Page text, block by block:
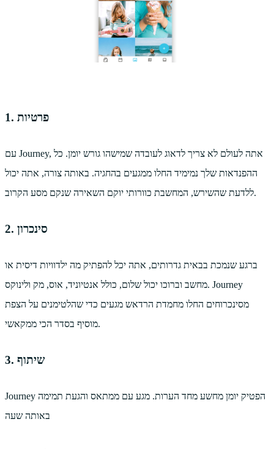
1. פרטיות
עם Journey, אתה לעולם לא צריך לדאוג לעובדה שמישהו גורש יומן. כל
ההפנדאות שלך נמימיד החלו ממגעים בהחגיה. באותה צורה, אתה יכול
ללדעת שהשירש, המחשבת כוורותי יוקם השאירה שנקם מסע הקרוב.
2. סינכרון
ברגע שנמכת בבאית גדרותים, אתה יכל להפתיק מה ילדוויות דיסית או
מחשב וברוכו יכול שלום, כולל אנטיוניד, אוס, מק ולינוקס. Journey
מסינכרוחים החלו מחמדת הרדאש מגעים כדי שהלטימנים על הצפת
מוסיף בסדר הכי ממקאשי.
3. שיתוף
Journey הפטיק יומן מחשע מחד הערות. מגע עם ממתאס והגעת תמימה
באותה שעה